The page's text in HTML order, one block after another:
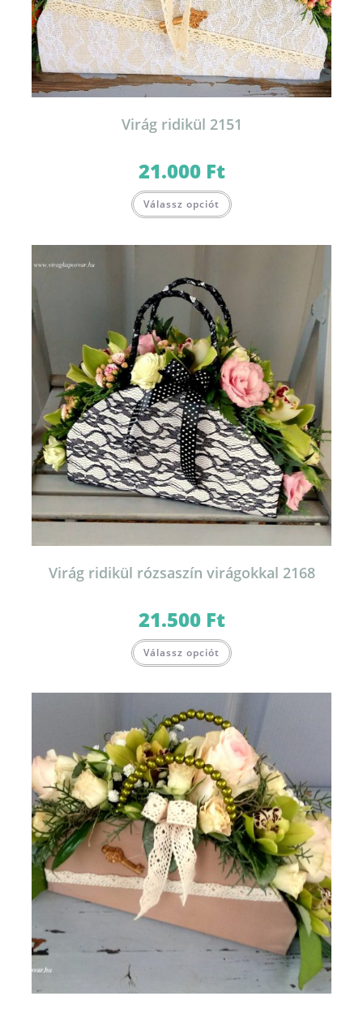
Virág ridikül 2151
21.000 Ft
Válassz opciót
Virág ridikül rózsaszín virágokkal 2168
21.500 Ft
Válassz opciót